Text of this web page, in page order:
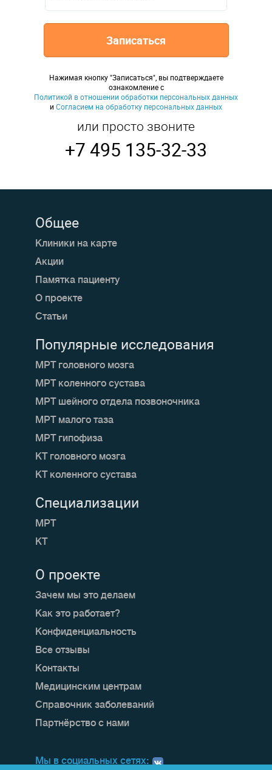
Записаться
Нажимая кнопку "Записаться", вы подтверждаете
ознакомление с
Политикой в отношении обработки персональных данных
и Согласием на обработку персональных данных
или просто звоните
+7 495 135-32-33
О проекте
Зачем мы это делаем
Как это работает?
Конфиденциальность
Все отзывы
Контакты
Медицинским центрам
Справочник заболеваний
Партнёрство с нами
Общее
Клиники на карте
Акции
Памятка пациенту
О проекте
Статьи
Специализации
МРТ
КТ
Популярные исследования
МРТ головного мозга
МРТ коленного сустава
МРТ шейного отдела позвоночника
МРТ малого таза
МРТ гипофиза
КТ головного мозга
КТ коленного сустава
Мы в социальных сетях: